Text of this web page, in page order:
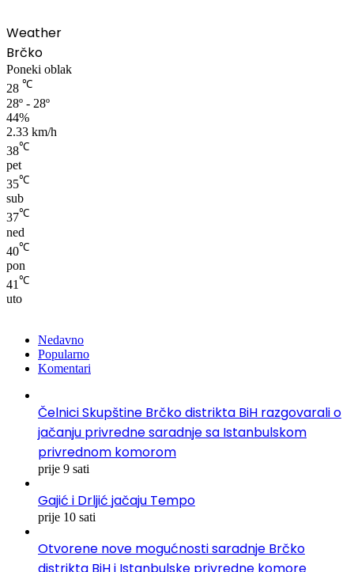
Weather
Brčko
Poneki oblak
28 ℃
28º - 28º
44%
2.33 km/h
38℃
pet
35℃
sub
37℃
ned
40℃
pon
41 ℃
uto
Nedavno
Popularno
Komentari
Čelnici Skupštine Brčko distrikta BiH razgovarali o
jačanju privredne saradnje sa Istanbulskom
privrednom komorom
prije 9 sati
Gajić i Drljić jačaju Tempo
prije 10 sati
Otvorene nove mogućnosti saradnje Brčko